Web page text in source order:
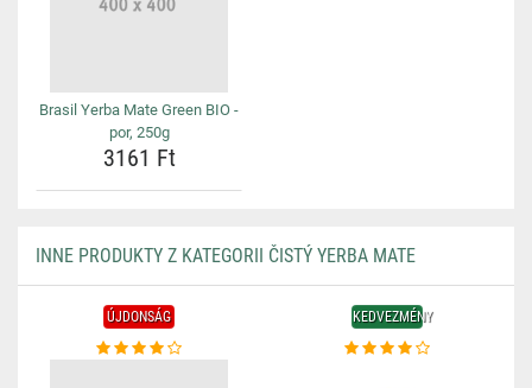
Brasil Yerba Mate Green BIO -
por, 250g
3161 Ft
INNE PRODUKTY Z KATEGORII ČISTÝ YERBA MATE
ÚJDONSÁG KEDVEZMÉNY